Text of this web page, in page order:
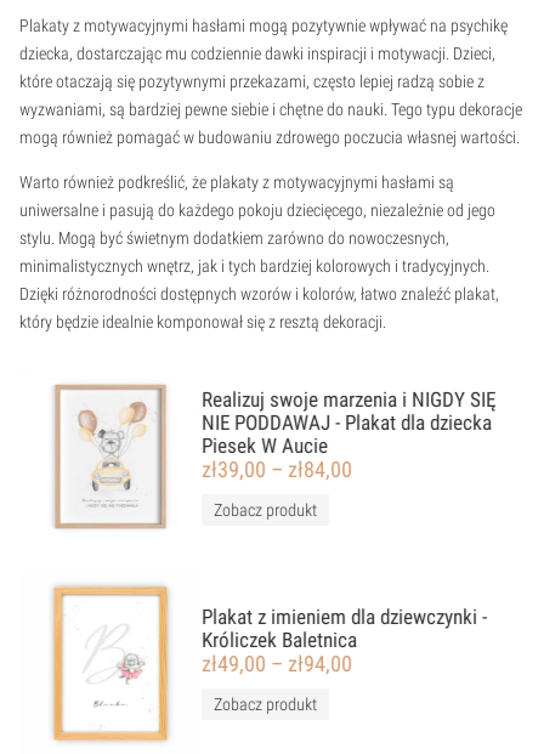
Plakaty z motywacyjnymi hasłami mogą pozytywnie wpływać na psychikę
dziecka, dostarczając mu codziennie dawki inspiracji i motywacji. Dzieci,
które otaczają się pozytywnymi przekazami, często lepiej radzą sobie z
wyzwaniami, są bardziej pewne siebie i chętne do nauki. Tego typu dekoracje
mogą również pomagać w budowaniu zdrowego poczucia własnej wartości.
Warto również podkreślić, że plakaty z motywacyjnymi hasłami są
uniwersalne i pasują do każdego pokoju dziecięcego, niezależnie od jego
stylu. Mogą być świetnym dodatkiem zarówno do nowoczesnych,
minimalistycznych wnętrz, jak i tych bardziej kolorowych i tradycyjnych.
Dzięki różnorodności dostępnych wzorów i kolorów, łatwo znaleźć plakat,
który będzie idealnie komponował się z resztą dekoracji.
Realizuj swoje marzenia i NIGDY SIĘ
NIE PODDAWAJ - Plakat dla dziecka
Piesek W Aucie
zł39,00 – zł84,00
Zobacz produkt
Plakat z imieniem dla dziewczynki -
Króliczek Baletnica
zł49,00 – zł94,00
Zobacz produkt